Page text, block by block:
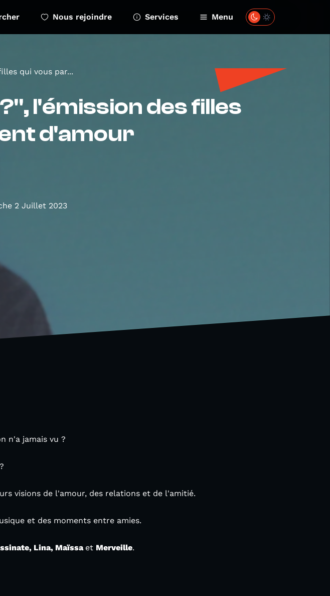
Nous rejoindre Services Menu
qui vous par...
l'émission des filles
d'amour
2 Juillet 2023
n'a jamais vu ?
visions de l'amour, des relations et de l'amitié.
et des moments entre amies.
Lina, Maïssa et Merveille.